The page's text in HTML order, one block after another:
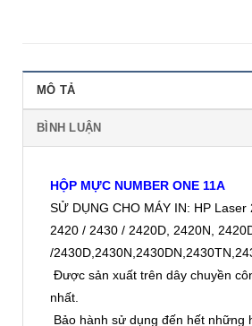
MÔ TẢ
BÌNH LUẬN
HỘP MỰC NUMBER ONE 11A
SỬ DỤNG CHO MÁY IN: HP Laser
2420 / 2430 / 2420D, 2420N,
/
Được sản xuất trên dây chuyền
nhất.
Bảo hành sử dụng đến hết những